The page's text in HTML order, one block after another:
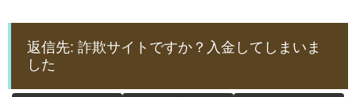
返信先: 詐欺サイトですか？入金してしまいま
した